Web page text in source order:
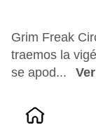
Grim Freak
traemos la
se apod...